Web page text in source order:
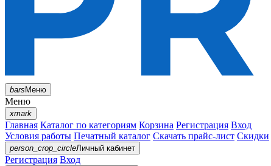
barsМеню
Меню
xmark
Главная Каталог по категориям Корзина Регистрация Вход
Условия работы Печатный каталог Скачать прайс-лист Скидки
person_crop_circleЛичный кабинет
Регистрация Вход